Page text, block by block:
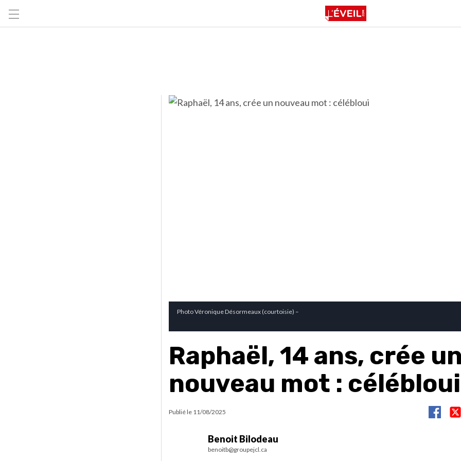
Photo Véronique Désormeaux (courtoisie) –
Raphaël, 14 ans, crée
nouveau mot : célébloui
Publié le 11/08/2025
Benoit Bilodeau
benoitb@groupejcl.ca